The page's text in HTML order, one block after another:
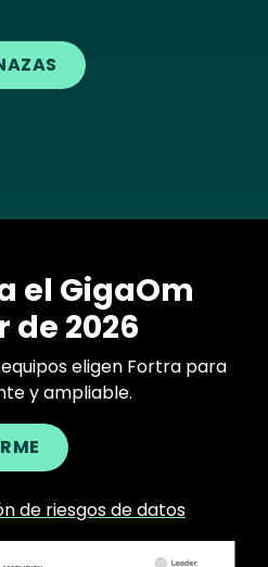
el GigaOm
de 2026
eligen Fortra para
y ampliable.
de riesgos de datos